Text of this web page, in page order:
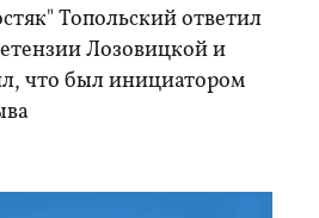
Топольский ответил
Лозовицкой и
что был инициатором